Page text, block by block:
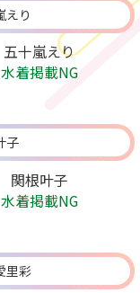
五十嵐えり
水着掲載NG
関根叶子
水着掲載NG